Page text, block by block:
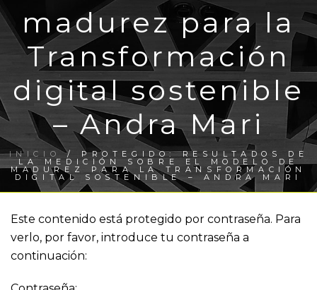
madurez para la
Transformación
digital sostenible
– Andra Mari
INICIO / PROTEGIDO: RESULTADOS DE
LA MEDICIÓN SOBRE EL MODELO DE
MADUREZ PARA LA TRANSFORMACIÓN
DIGITAL SOSTENIBLE – ANDRA MARI
Este contenido está protegido por contraseña. Para
verlo, por favor, introduce tu contraseña a
continuación: